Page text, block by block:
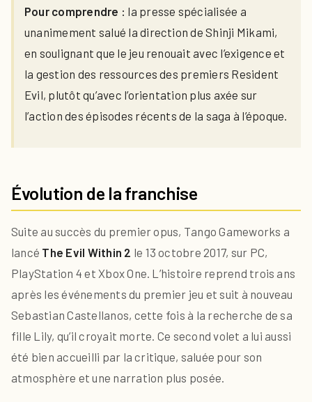
Pour comprendre : la presse spécialisée a
unanimement salué la direction de Shinji Mikami,
en soulignant que le jeu renouait avec l’exigence et
la gestion des ressources des premiers Resident
Evil, plutôt qu’avec l’orientation plus axée sur
l’action des épisodes récents de la saga à l’époque.
Évolution de la franchise
Suite au succès du premier opus, Tango Gameworks a
lancé The Evil Within 2 le 13 octobre 2017, sur PC,
PlayStation 4 et Xbox One. L’histoire reprend trois ans
après les événements du premier jeu et suit à nouveau
Sebastian Castellanos, cette fois à la recherche de sa
fille Lily, qu’il croyait morte. Ce second volet a lui aussi
été bien accueilli par la critique, saluée pour son
atmosphère et une narration plus posée.